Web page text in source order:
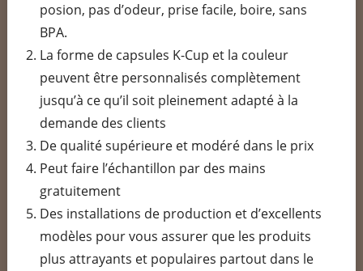
posion, pas d’odeur, prise facile, boire, sans
BPA.
La forme de capsules K-Cup et la couleur
peuvent être personnalisés complètement
jusqu’à ce qu’il soit pleinement adapté à la
demande des clients
De qualité supérieure et modéré dans le prix
Peut faire l’échantillon par des mains
gratuitement
Des installations de production et d’excellents
modèles pour vous assurer que les produits
plus attrayants et populaires partout dans le